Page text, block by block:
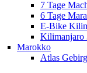
7 Tage
6 Tage
E-Bike
Kilimanjaro
Marokko
Atlas